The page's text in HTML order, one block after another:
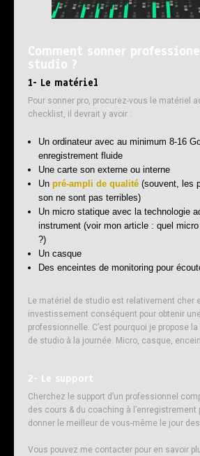
Comment sonner
studio ?
1- Le matériel
Pour sonner pro, procurez-vous le matériel
checklist, il devrait y avoir :
Un ordinateur avec au minimum 8-16
enregistrement fluide
Une carte son externe ou interne
Un pré-ampli de qualité(souvent, les
son ne sont pas terribles)
Un micro statique avec la technologie
instrument (voir mon article : quel
?)
Un casque
Des enceintes de monitoring pour
Le matériel de studio est relativement cher
investissement conséquent pour obtenir
professionnelle. C’est pourquoi je propose
de studio à la journée. Micro, casque,
2- Le support
Cherchez le support d’un professionnel
des cours & du coaching à l’enregistrement
donner le meilleur de vous-même le jour
Vous pouvez me contacter pour en savoir